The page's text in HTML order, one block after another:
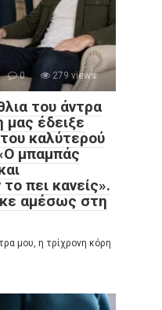
0 279 views
του άντρα
μας έδειξε
καλύτερού
μπαμπάς
πει κανείς».
αμέσως στη
μου, η τρίχρονη κόρη